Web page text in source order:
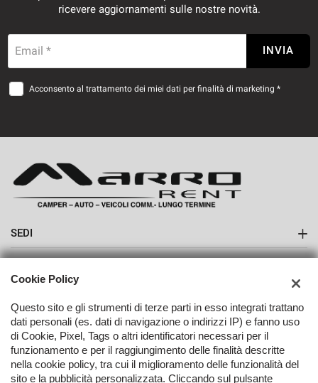
ricevere aggiornamenti sulle nostre novità.
Email * INVIA
Acconsento al trattamento dei miei dati per finalità di marketing *
SEDI
Sede di Boves
AZIENDA
TORNA IN CIMA
Cookie Policy
Questo sito e gli strumenti di terze parti in esso integrati trattano
dati personali (es. dati di navigazione o indirizzi IP) e fanno uso
di Cookie, Pixel, Tags o altri identificatori necessari per il
funzionamento e per il raggiungimento delle finalità descritte
nella cookie policy, tra cui il miglioramento delle funzionalità del
sito e la pubblicità personalizzata. Cliccando sul pulsante